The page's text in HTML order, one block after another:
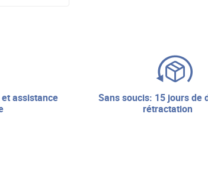
sans soucis: 15 jours de droit de
rétractation